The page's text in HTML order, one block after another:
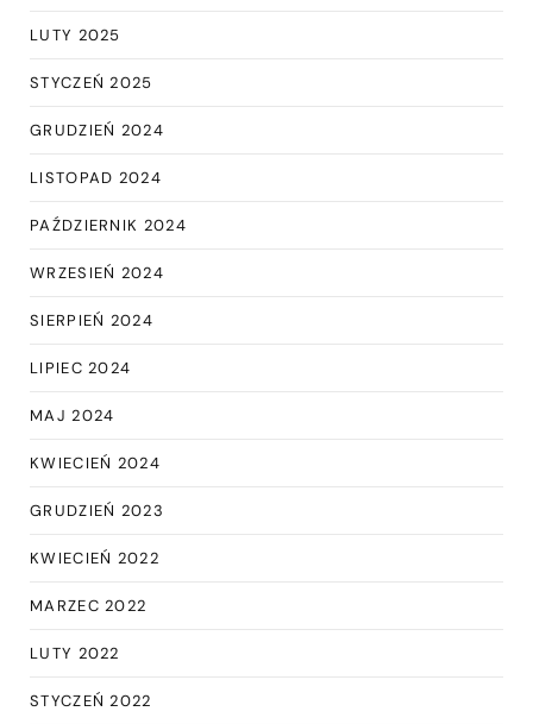
LUTY 2025
STYCZEŃ 2025
GRUDZIEŃ 2024
LISTOPAD 2024
PAŹDZIERNIK 2024
WRZESIEŃ 2024
SIERPIEŃ 2024
LIPIEC 2024
MAJ 2024
KWIECIEŃ 2024
GRUDZIEŃ 2023
KWIECIEŃ 2022
MARZEC 2022
LUTY 2022
STYCZEŃ 2022